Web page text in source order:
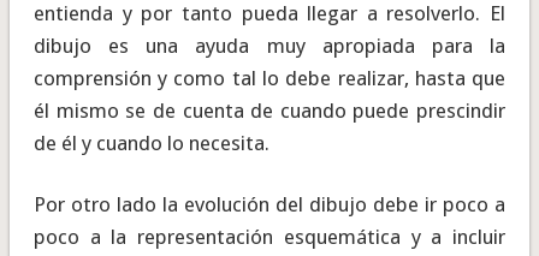
entienda y por tanto pueda llegar a resolverlo. El
dibujo es una ayuda muy apropiada para la
comprensión y como tal lo debe realizar, hasta que
él mismo se de cuenta de cuando puede prescindir
de él y cuando lo necesita.
Por otro lado la evolución del dibujo debe ir poco a
poco a la representación esquemática y a incluir